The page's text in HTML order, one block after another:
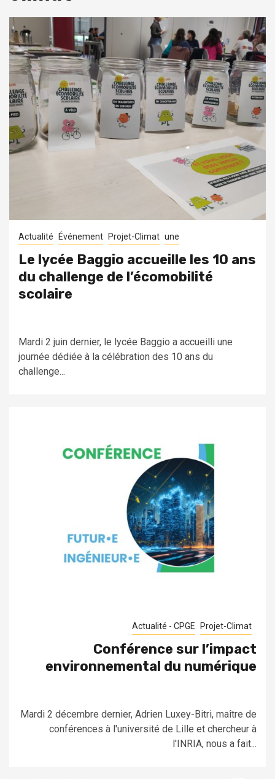
Actualité Événement Projet-Climat une
Le lycée Baggio accueille les 10 ans
du challenge de l’écomobilité
scolaire
Mardi 2 juin dernier, le lycée Baggio a accueilli une
journée dédiée à la célébration des 10 ans du
challenge...
Actualité - CPGE Projet-Climat
Conférence sur l’impact
environnemental du numérique
Mardi 2 décembre dernier, Adrien Luxey-Bitri, maître de
conférences à l'université de Lille et chercheur à
l'INRIA, nous a fait...